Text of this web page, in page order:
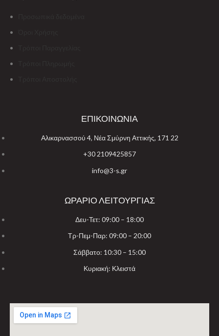
ΕΠΙΚΟΙΝΩΝΙΑ
Αλικαρνασσού 4, Νέα Σμύρνη Αττικής, 171 22
+30 2109425857
info@3-s.gr
ΩΡΑΡΙΟ ΛΕΙΤΟΥΡΓΙΑΣ
Δευ-Τετ: 09:00 – 18:00
Τρ-Πεμ-Παρ: 09:00 – 20:00
Σάββατο: 10:30 – 15:00
Κυριακή: Κλειστά